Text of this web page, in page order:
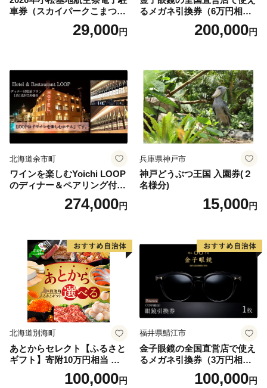
車券（スカイパークこまつ
翼） 駐車場 シャトルバスの
りばすぐ 石川県 小松市
29,000円
るメガネ引換券（6万円相
当） Platinum200,000円
北海道余市町
ワインを楽しむYoichi LOOP
のディナー＆ペアリング付宿
泊プラン＜デラックスツイン
274,000円
兵庫県神戸市
神戸どうぶつ王国 入園券(２
名様分)
15,000円
北海道別海町
あとからセレクト【ふるさと
ギフト】寄附10万円相当 あ
とから選べる！ ギフト いく
ら ほたて 海鮮 牛肉 別海町
100,000円
福井県鯖江市
金子眼鏡の全国直営店で使え
るメガネ引換券（3万円相
100,000円